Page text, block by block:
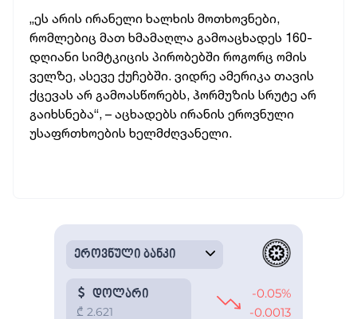
„ეს არის ირანელი ხალხის მოთხოვნები,
რომლებიც მათ ხმამაღლა გამოაცხადეს 160-
დღიანი სიმტკიცის პირობებში როგორც ომის
ველზე, ასევე ქუჩებში. ვიდრე ამერიკა თავის
ქცევას არ გამოასწორებს, ჰორმუზის სრუტე არ
გაიხსნება“, – აცხადებს ირანის ეროვნული
უსაფრთხოების ხელმძღვანელი.